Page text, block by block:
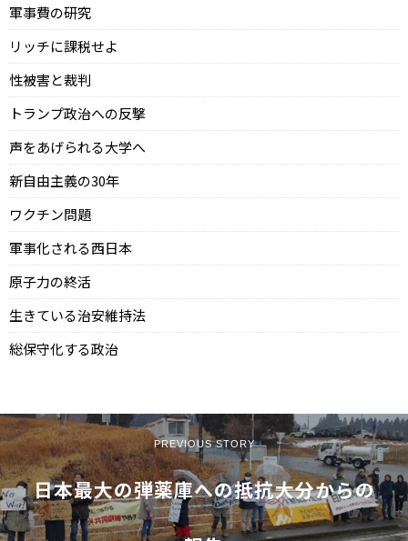
軍事費の研究
リッチに課税せよ
性被害と裁判
トランプ政治への反撃
声をあげられる大学へ
新自由主義の30年
ワクチン問題
軍事化される西日本
原子力の終活
生きている治安維持法
総保守化する政治
PREVIOUS STORY
日本最大の弾薬庫への抵抗――大分からの